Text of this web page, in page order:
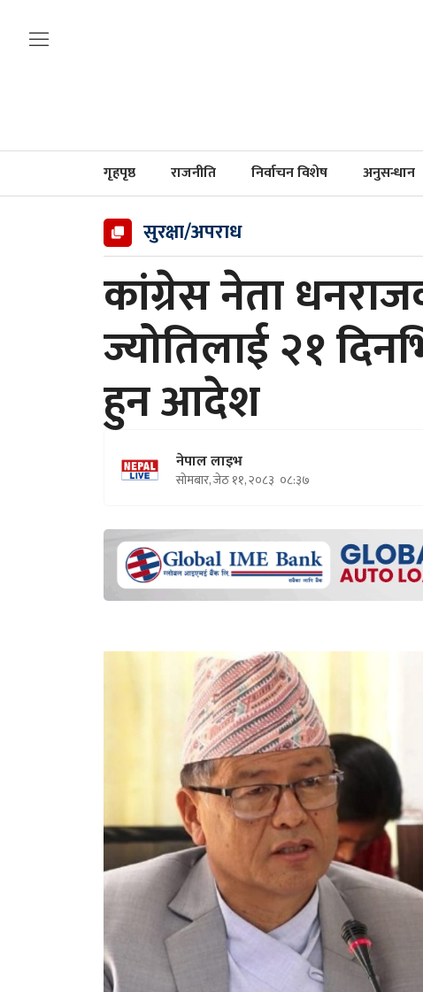
गृहपृष्ठ राजनीति निर्वाचन विशेष अनुसन्धान
सुरक्षा/अपराध
कांग्रेस नेता
ज्योतिलाई २१
हुन आदेश
नेपाल लाइभ
सोमबार, जेठ ११, २०८३ ०८:३७